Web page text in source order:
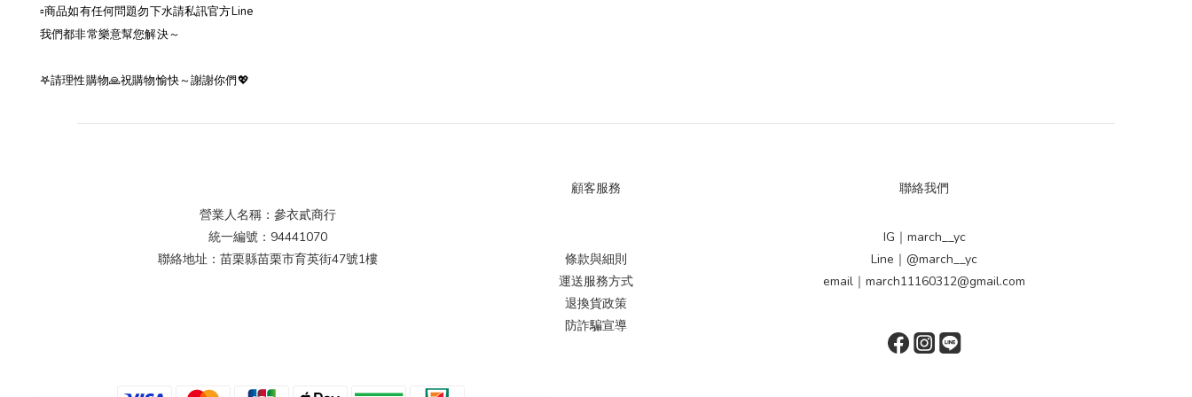
▫️商品如有任何問題勿下水請私訊官方Line
我們都非常樂意幫您解決～
𖤐請理性購物🙏祝購物愉快～謝謝你們💖
營業人名稱：參衣貳商行
統一編號：94441070
聯絡地址：苗栗縣苗栗市育英街47號1樓
顧客服務
條款與細則
運送服務方式
退換貨政策
防詐騙宣導
聯絡我們
IG｜march__yc
Line｜@march__yc
email｜march11160312@gmail.com